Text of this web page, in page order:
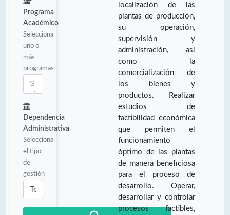
Programa
Académico
Selecciona
uno o
más
programas
Dependencia
Administrativa
Selecciona
el tipo
de
gestión
localización de las
plantas de producción,
su operación,
supervisión y
administración, así
como la
comercialización de
los bienes y
productos. Realizar
estudios de
factibilidad económica
que permiten el
funcionamiento
óptimo de las plantas
de manera beneficiosa
para el proceso de
desarrollo. Operar,
desarrollar y controlar
procesos factibles,